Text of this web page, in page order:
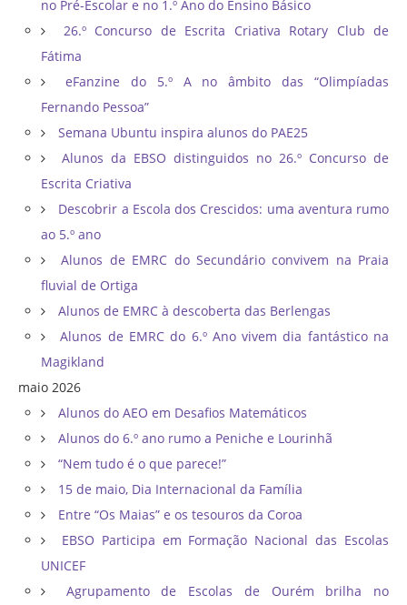
no Pré-Escolar e no 1.º Ano do Ensino Básico
26.º Concurso de Escrita Criativa Rotary Club de
Fátima
eFanzine do 5.º A no âmbito das “Olimpíadas
Fernando Pessoa”
Semana Ubuntu inspira alunos do PAE25
Alunos da EBSO distinguidos no 26.º Concurso de
Escrita Criativa
Descobrir a Escola dos Crescidos: uma aventura rumo
ao 5.º ano
Alunos de EMRC do Secundário convivem na Praia
fluvial de Ortiga
Alunos de EMRC à descoberta das Berlengas
Alunos de EMRC do 6.º Ano vivem dia fantástico na
Magikland
maio 2026
Alunos do AEO em Desafios Matemáticos
Alunos do 6.º ano rumo a Peniche e Lourinhã
“Nem tudo é o que parece!”
15 de maio, Dia Internacional da Família
Entre “Os Maias” e os tesouros da Coroa
EBSO Participa em Formação Nacional das Escolas
UNICEF
Agrupamento de Escolas de Ourém brilha no